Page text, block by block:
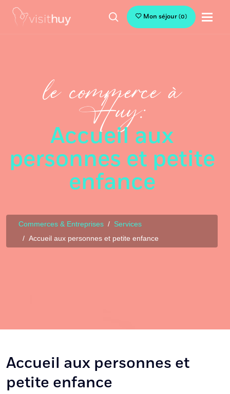
Mon séjour(0)
le commerce à
Huy:
Accueil aux
personnes et petite
enfance
Commerces & Entreprises
Services
Accueil aux personnes et petite enfance
Accueil aux personnes et
petite enfance